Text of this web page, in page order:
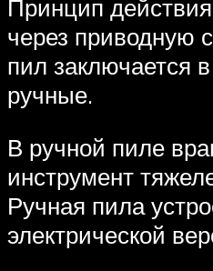
Принцип
через приводную
пил заключается
ручные.
В ручной пиле
инструмент
Ручная пила
электрической